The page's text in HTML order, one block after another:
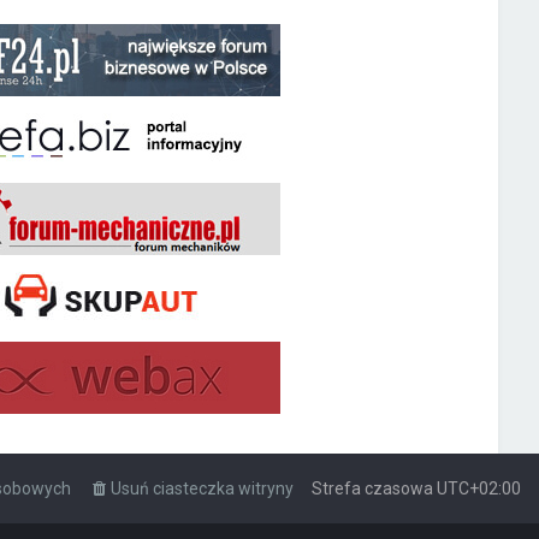
Strefa czasowa UTC+02:00
Usuń ciasteczka witryny